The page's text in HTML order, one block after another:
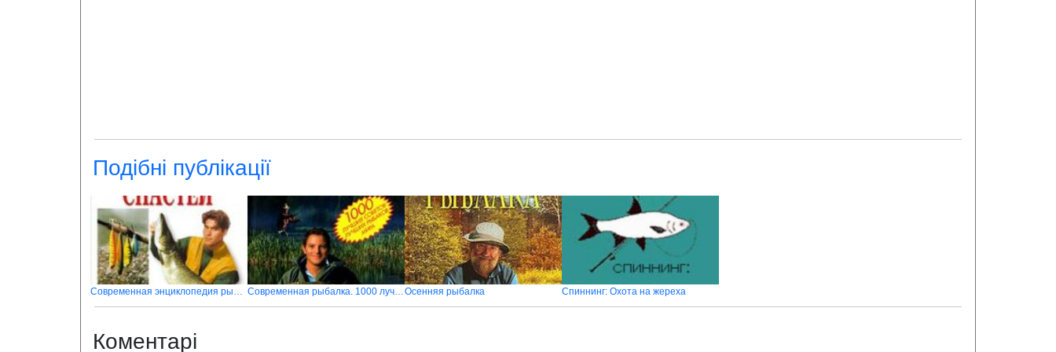
Подібні публікації
Современная энциклопедия рыболовных снастей Современная рыбалка. 1000 лучших советов лучших рыбаков мираОсенняя рыбалка Спиннинг: Охота на жереха
Коментарі